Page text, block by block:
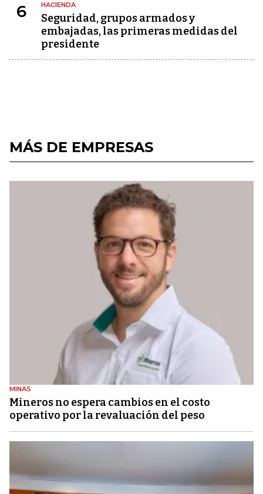
6 HACIENDA
Seguridad, grupos armados y
embajadas, las primeras medidas del
presidente
MÁS DE EMPRESAS
MINAS
Mineros no espera cambios en el costo
operativo por la revaluación del peso